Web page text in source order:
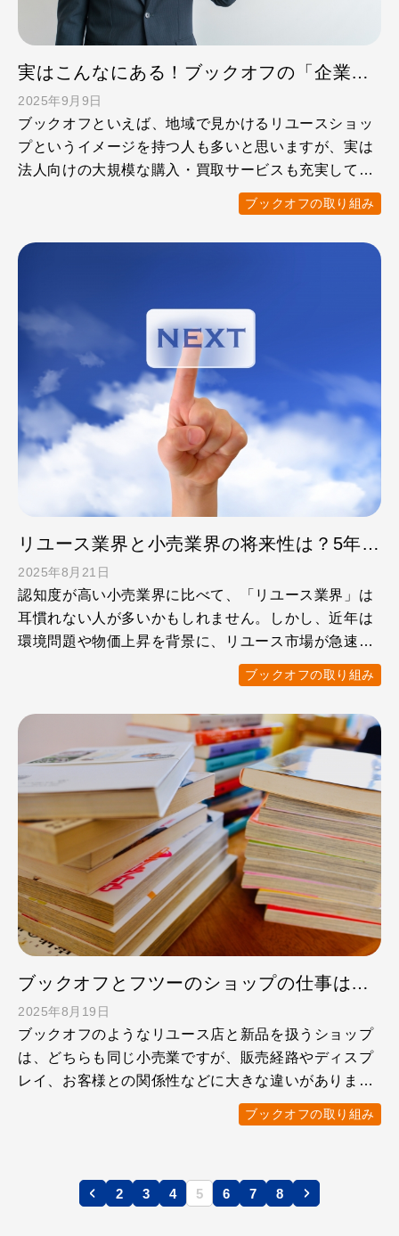
実はこんなにある！ブックオフの「企業向けサービス」を利用するメリットとは？
2025年9月9日
ブックオフといえば、地域で見かけるリユースショッ
プというイメージを持つ人も多いと思いますが、実は
法人向けの大規模な購入・買取サービスも充実してい
ブックオフの取り組み
リユース業界と小売業界の将来性は？5年後どうなる？
2025年8月21日
認知度が高い小売業界に比べて、「リユース業界」は
耳慣れない人が多いかもしれません。しかし、近年は
環境問題や物価上昇を背景に、リユース市場が急速に
ブックオフの取り組み
ブックオフとフツーのショップの仕事は、ナニが違うの？
2025年8月19日
ブックオフのようなリユース店と新品を扱うショップ
は、どちらも同じ小売業ですが、販売経路やディスプ
レイ、お客様との関係性などに大きな違いがありま
ブックオフの取り組み
2 3 4 5 6 7 8